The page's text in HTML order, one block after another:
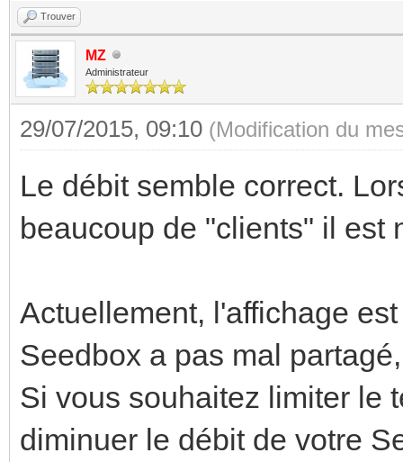
Trouver
MZ
Administrateur
29/07/2015, 09:10 (Modification du
Le débit semble correct.
beaucoup de "clients" il est
Actuellement, l'affichage
Seedbox a pas mal
Si vous souhaitez limiter le
diminuer le débit de votre